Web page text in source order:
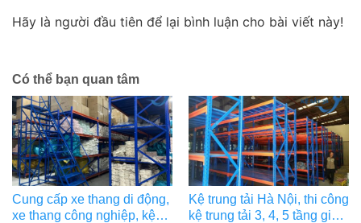
Hãy là người đầu tiên để lại bình luận cho bài viết này!
Có thể bạn quan tâm
Cung cấp xe thang di động,
xe thang công nghiệp, kệ
Kệ trung tải Hà Nội, thi công
kệ trung tải 3, 4, 5 tầng giá